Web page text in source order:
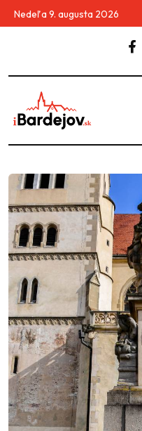
Nedeľa 9. augusta 2026